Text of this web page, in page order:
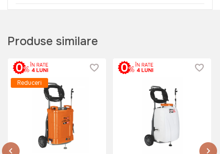
Art:TT-MP
169 lei
Produse similare
Reduceri